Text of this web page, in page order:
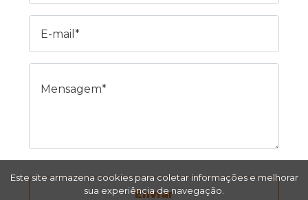
Enviar
Este site armazena cookies para coletar informações e melhorar
sua experiência de navegação.